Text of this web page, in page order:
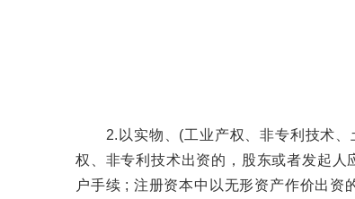
2.以实物、(工业产权、非专利技术、
权、非专利技术出资的，股东或者发起
户手续 ; 注册资本中以无形资产作价出资